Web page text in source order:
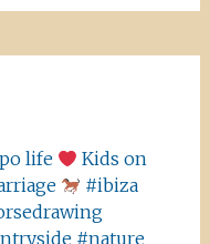
life
Kids on
#ibiza
#nature